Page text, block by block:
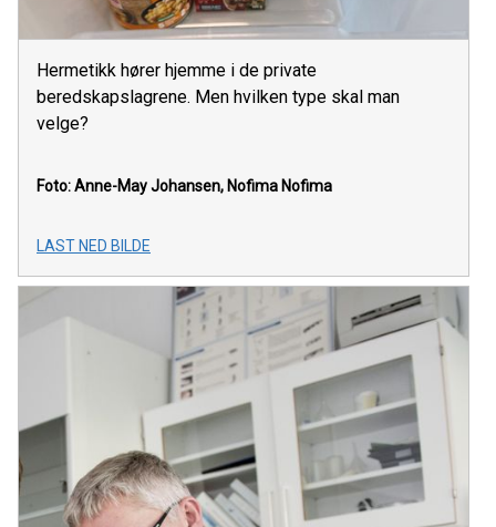
Hermetikk hører hjemme i de private
beredskapslagrene. Men hvilken type skal man
velge?
Foto: Anne-May Johansen, Nofima Nofima
LAST NED BILDE